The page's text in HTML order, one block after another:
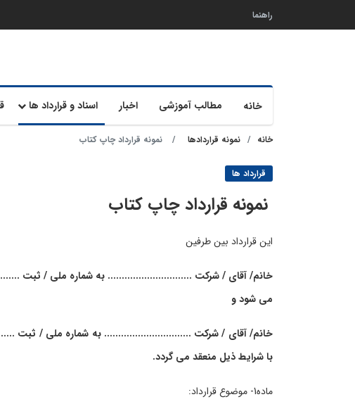
راهنما
خانه مطالب آموزشی اخبار اسناد و قرارداد ها
خانه نمونه قراردادها نمونه قرارداد چاپ کتاب
قرارداد ها
نمونه قرارداد چاپ کتاب
این قرارداد بین طرفین
خانم/ آقای / شرکت .............................. به شماره ملی / ثبت
می شود و
خانم/ آقای / شرکت ............................... به شماره ملی / ثبت
با شرایط ذیل منعقد می گردد.
ماده1- موضوع قرارداد: